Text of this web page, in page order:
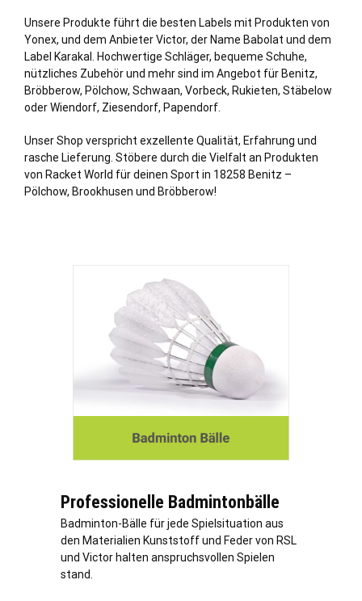
Unsere Produkte führt die besten Labels mit Produkten von
Yonex, und dem Anbieter Victor, der Name Babolat und dem
Label Karakal. Hochwertige Schläger, bequeme Schuhe,
nützliches Zubehör und mehr sind im Angebot für Benitz,
Bröbberow, Pölchow, Schwaan, Vorbeck, Rukieten, Stäbelow
oder Wiendorf, Ziesendorf, Papendorf.
Unser Shop verspricht exzellente Qualität, Erfahrung und
rasche Lieferung. Stöbere durch die Vielfalt an Produkten
von Racket World für deinen Sport in 18258 Benitz –
Pölchow, Brookhusen und Bröbberow!
Professionelle Badmintonbälle
Badminton-Bälle für jede Spielsituation aus
den Materialien Kunststoff und Feder von RSL
und Victor halten anspruchsvollen Spielen
stand.